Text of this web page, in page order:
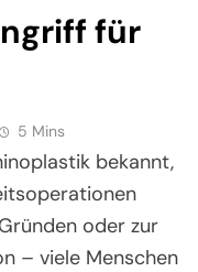
für
5 Mins
bekannt,
oder zur
– viele Menschen